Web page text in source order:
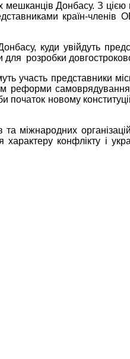
мешканців Донбасу. З
країн-членів
куди увійдуть
для розробки
представники
самоврядування
новому
міжнародних
конфлікту і